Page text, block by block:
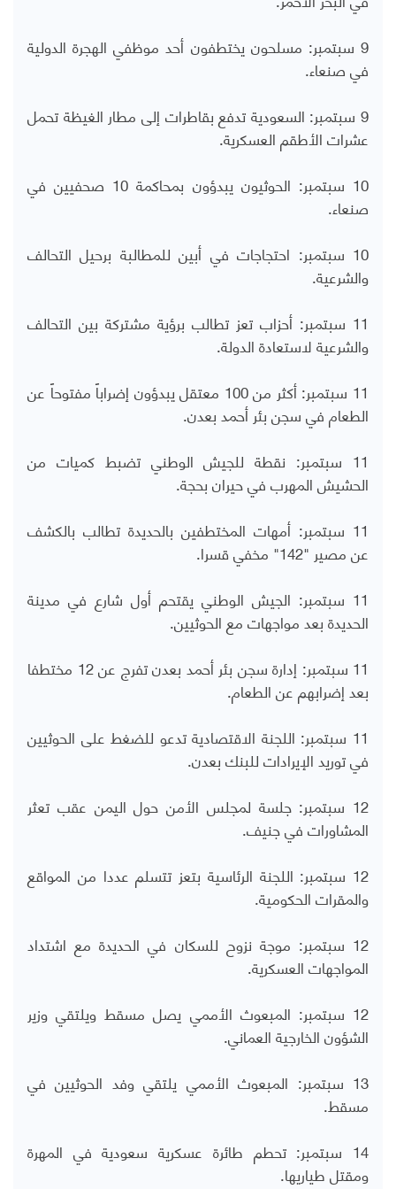
9 سبتمبر: مسلحون يختطفون أحد موظفي الهجرة الدولية
في صنعاء.
9 سبتمبر: السعودية تدفع بقاطرات إلى مطار الغيظة تحمل
عشرات الأطقم العسكرية.
10 سبتمبر: الحوثيون يبدؤون بمحاكمة 10 صحفيين في
صنعاء.
10 سبتمبر: احتجاجات في أبين للمطالبة برحيل التحالف
والشرعية.
11 سبتمبر: أحزاب تعز تطالب برؤية مشتركة بين التحالف
والشرعية لاستعادة الدولة.
11 سبتمبر: أكثر من 100 معتقل يبدؤون إضراباً مفتوحاً عن
الطعام في سجن بئر أحمد بعدن.
11 سبتمبر: نقطة للجيش الوطني تضبط كميات من
الحشيش المهرب في حيران بحجة.
11 سبتمبر: أمهات المختطفين بالحديدة تطالب بالكشف
عن مصير "142" مخفي قسرا.
11 سبتمبر: الجيش الوطني يقتحم أول شارع في مدينة
الحديدة بعد مواجهات مع الحوثيين.
11 سبتمبر: إدارة سجن بئر أحمد بعدن تفرج عن 12 مختطفا
بعد إضرابهم عن الطعام.
11 سبتمبر: اللجنة الاقتصادية تدعو للضغط على الحوثيين
في توريد الإيرادات للبنك بعدن.
12 سبتمبر: جلسة لمجلس الأمن حول اليمن عقب تعثر
المشاورات في جنيف.
12 سبتمبر: اللجنة الرئاسية بتعز تتسلم عددا من المواقع
والمقرات الحكومية.
12 سبتمبر: موجة نزوح للسكان في الحديدة مع اشتداد
المواجهات العسكرية.
12 سبتمبر: المبعوث الأممي يصل مسقط ويلتقي وزير
الشؤون الخارجية العماني.
13 سبتمبر: المبعوث الأممي يلتقي وفد الحوثيين في
مسقط.
14 سبتمبر: تحطم طائرة عسكرية سعودية في المهرة
ومقتل طياريها.